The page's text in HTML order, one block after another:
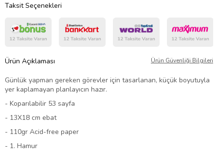
Taksit Seçenekleri
Ürün Açıklaması Ürün Güvenliği Bilgileri
Günlük yapman gereken görevler için tasarlanan, küçük boyutuyla
yer kaplamayan planlayıcın hazır.
- Koparılabilir 53 sayfa
- 13X18 cm ebat
- 110gr Acid-free paper
- 1. Hamur